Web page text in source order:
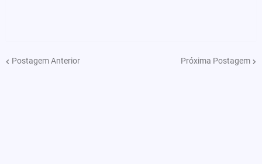
Postagem Anterior Próxima Postagem